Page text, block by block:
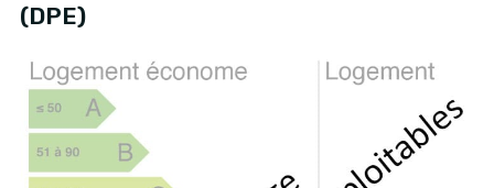
(DPE)